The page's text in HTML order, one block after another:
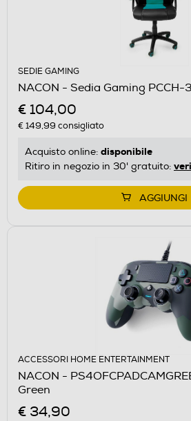
SEDIE GAMING
NACON - Sedia Gaming
€ 104,00
€ 149,99 consigliato
Acquisto online: disponibile
Ritiro in negozio in 30' gratuito:
AGGIUNGI
ACCESSORI HOME ENTERTAINMENT
NACON -
Green
€ 34,90